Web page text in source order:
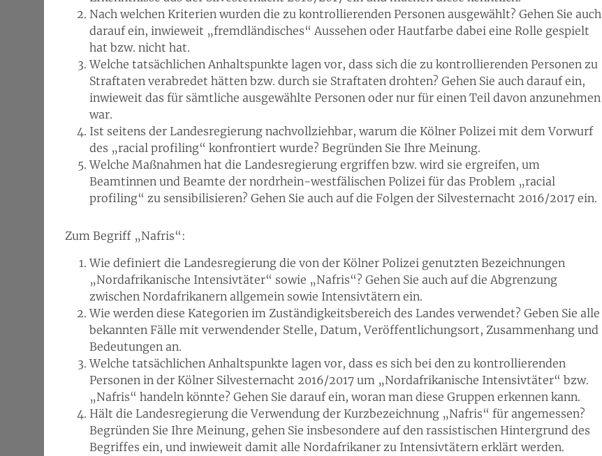
Nach welchen Kriterien wurden die zu kontrollierenden Personen ausgewählt? Gehen Sie auch
darauf ein, inwieweit „fremdländisches“ Aussehen oder Hautfarbe dabei eine Rolle gespielt
hat bzw. nicht hat.
Welche tatsächlichen Anhaltspunkte lagen vor, dass sich die zu kontrollierenden Personen zu
Straftaten verabredet hätten bzw. durch sie Straftaten drohten? Gehen Sie auch darauf ein,
inwieweit das für sämtliche ausgewählte Personen oder nur für einen Teil davon anzunehmen
war.
Ist seitens der Landesregierung nachvollziehbar, warum die Kölner Polizei mit dem Vorwurf
des „racial profiling“ konfrontiert wurde? Begründen Sie Ihre Meinung.
Welche Maßnahmen hat die Landesregierung ergriffen bzw. wird sie ergreifen, um
Beamtinnen und Beamte der nordrhein-westfälischen Polizei für das Problem „racial
profiling“ zu sensibilisieren? Gehen Sie auch auf die Folgen der Silvesternacht 2016/2017 ein.
Zum Begriff „Nafris“:
Wie definiert die Landesregierung die von der Kölner Polizei genutzten Bezeichnungen
„Nordafrikanische Intensivtäter“ sowie „Nafris“? Gehen Sie auch auf die Abgrenzung
zwischen Nordafrikanern allgemein sowie Intensivtätern ein.
Wie werden diese Kategorien im Zuständigkeitsbereich des Landes verwendet? Geben Sie alle
bekannten Fälle mit verwendender Stelle, Datum, Veröffentlichungsort, Zusammenhang und
Bedeutungen an.
Welche tatsächlichen Anhaltspunkte lagen vor, dass es sich bei den zu kontrollierenden
Personen in der Kölner Silvesternacht 2016/2017 um „Nordafrikanische Intensivtäter“ bzw.
„Nafris“ handeln könnte? Gehen Sie darauf ein, woran man diese Gruppen erkennen kann.
Hält die Landesregierung die Verwendung der Kurzbezeichnung „Nafris“ für angemessen?
Begründen Sie Ihre Meinung, gehen Sie insbesondere auf den rassistischen Hintergrund des
Begriffes ein, und inwieweit damit alle Nordafrikaner zu Intensivtätern erklärt werden.